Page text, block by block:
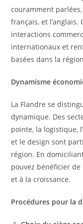
couramment
français, et
interactions
internationaux et
basées dans la
Dynamisme
La Flandre se
dynamique. Des
pointe, la logistique,
et le design sont
région. En
pouvez bénéficier de
et à la croissance.
Procédures pour la